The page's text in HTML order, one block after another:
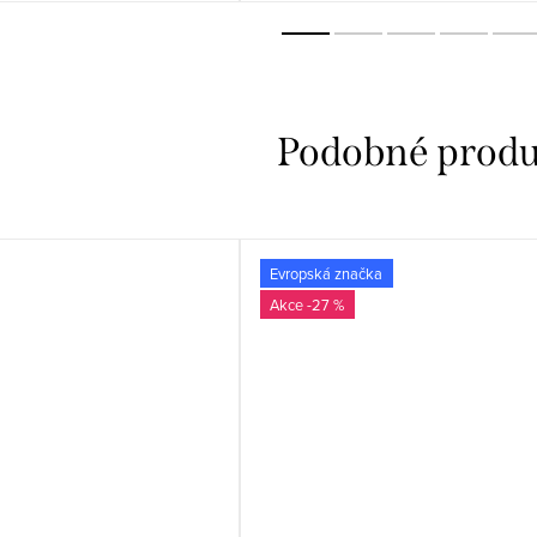
Evropská značka
-27 %